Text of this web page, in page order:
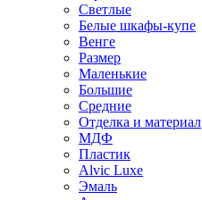
Светлые
Белые шкафы-купе
Венге
Размер
Маленькие
Большие
Средние
Отделка и материал
МДФ
Пластик
Alvic Luxe
Эмаль